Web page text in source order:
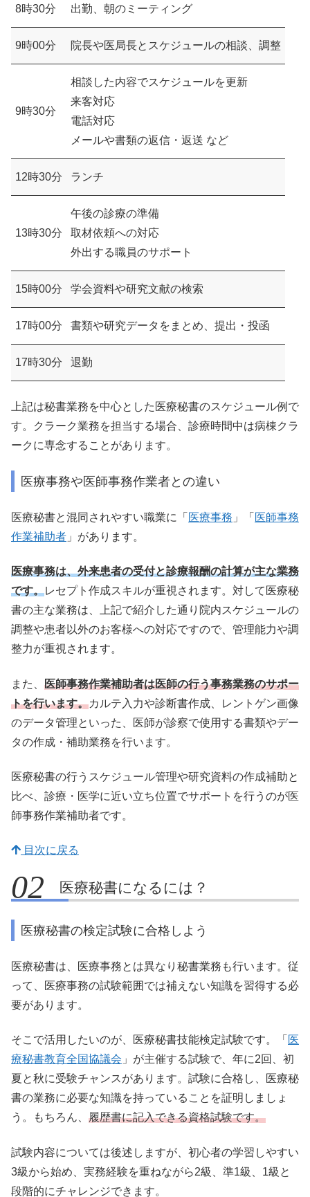
8時30分 出勤、朝のミーティング
9時00分 院長や医局長とスケジュールの相談、調整
9時30分
相談した内容でスケジュールを更新
来客対応
電話対応
メールや書類の返信・返送 など
12時30分 ランチ
13時30分
午後の診療の準備
取材依頼への対応
外出する職員のサポート
15時00分 学会資料や研究文献の検索
17時00分 書類や研究データをまとめ、提出・投函
17時30分 退勤
上記は秘書業務を中心とした医療秘書のスケジュール例で
す。クラーク業務を担当する場合、診療時間中は病棟クラ
ークに専念することがあります。
医療事務や医師事務作業者との違い
医療秘書と混同されやすい職業に「 医療事務 」「 医師事務
作業補助者 」があります。
医療事務は、外来患者の受付と診療報酬の計算が主な業務
です。レセプト作成スキルが重視されます。対して医療秘
書の主な業務は、上記で紹介した通り院内スケジュールの
調整や患者以外のお客様への対応ですので、管理能力や調
整力が重視されます。
また、 医師事務作業補助者は医師の行う事務業務のサポー
トを行います。カルテ入力や診断書作成、レントゲン画像
のデータ管理といった、医師が診察で使用する書類やデー
タの作成・補助業務を行います。
医療秘書の行うスケジュール管理や研究資料の作成補助と
比べ、診療・医学に近い立ち位置でサポートを行うのが医
師事務作業補助者です。
目次に戻る
医療秘書になるには？
医療秘書の検定試験に合格しよう
医療秘書は、医療事務とは異なり秘書業務も行います。従
って、医療事務の試験範囲では補えない知識を習得する必
要があります。
そこで活用したいのが、医療秘書技能検定試験です。「 医
療秘書教育全国協議会 」が主催する試験で、年に2回、初
夏と秋に受験チャンスがあります。試験に合格し、医療秘
書の業務に必要な知識を持っていることを証明しましょ
う。もちろん、 履歴書に記入できる資格試験です。
試験内容については後述しますが、初心者の学習しやすい
3級から始め、実務経験を重ねながら2級、準1級、1級と
段階的にチャレンジできます。